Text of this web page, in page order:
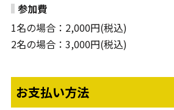
参加費
1名の場合：2,000円(税込)
2名の場合：3,000円(税込)
お支払い方法